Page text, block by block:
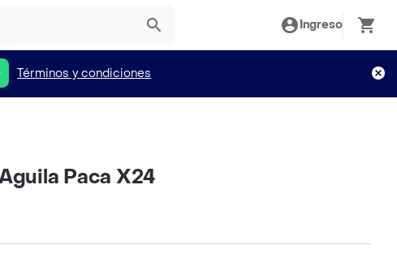
Ingreso
Términos y condiciones
Paca X24